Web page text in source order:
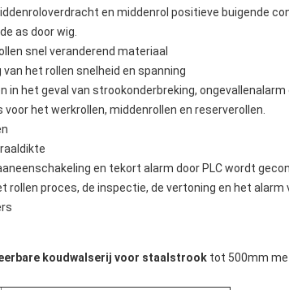
en middenrol positieve buigende
as door wig.
snel veranderend materiaal
het rollen snelheid en spanning
in het geval van strookonderbreking,
het werkrollen, middenrollen en reserverollen.
en tekort alarm door PLC wordt
rollen proces, de inspectie, de vertoning en het
koudwalserij voor staalstrook tot 500mm